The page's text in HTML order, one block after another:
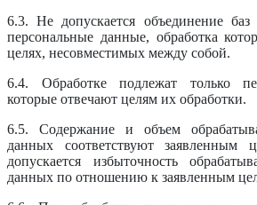
6.3. Не допускается объединение
персональные данные, обработка
целях, несовместимых между собой.
6.4. Обработке подлежат только
которые отвечают целям их обработки.
6.5. Содержание и объем
данных соответствуют заявленным
допускается избыточность
данных по отношению к заявленным